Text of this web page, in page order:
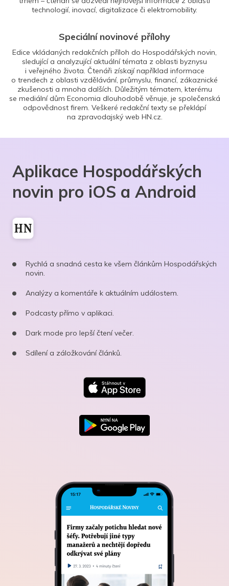
technologií, inovací, digitalizace či elektromobility.
Speciální novinové přílohy
Edice vkládaných redakčních příloh do Hospodářských novin,
sledující a analyzující aktuální témata z oblasti byznysu
i veřejného života. Čtenáři získají například informace
o trendech z oblasti vzdělávání, průmyslu, financí, zákaznické
zkušenosti a mnoha dalších. Důležitým tématem, kterému
se mediální dům Economia dlouhodobě věnuje, je společenská
odpovědnost firem. Veškeré redakční texty se překlápí
na zpravodajský web HN.cz.
Aplikace Hospodářských
novin pro iOS a Android
Rychlá a snadná cesta ke všem článkům Hospodářských
novin.
Analýzy a komentáře k aktuálním událostem.
Podcasty přímo v aplikaci.
Dark mode pro lepší čtení večer.
Sdílení a záložkování článků.